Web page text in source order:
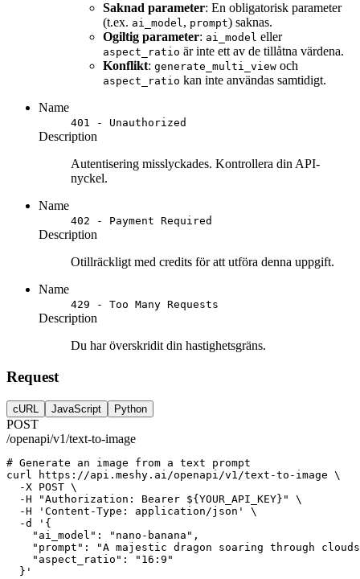
Saknad parameter: En obligatorisk parameter
(t.ex. ai_model, prompt) saknas.
Ogiltig parameter: ai_model eller
aspect_ratio är inte ett av de tillåtna värdena.
Konflikt: generate_multi_view och
aspect_ratio kan inte användas samtidigt.
Name
401 - Unauthorized
Description
Autentisering misslyckades. Kontrollera din API-
nyckel.
Name
402 - Payment Required
Description
Otillräckligt med credits för att utföra denna uppgift.
Name
429 - Too Many Requests
Description
Du har överskridit din hastighetsgräns.
Request
cURL JavaScript Python
POST
/openapi/v1/text-to-image
# Generate an image from a text prompt
curl
https://api.meshy.ai/openapi/v1/text-to-image \
-X POST \
-H
"Authorization: Bearer ${YOUR_API_KEY}"
\
-H
'Content-Type: application/json'
\
-d
'{
    "ai_model": "nano-banana",
"prompt": "A majestic dragon soaring through
    "aspect_ratio": "16:9"
  }'